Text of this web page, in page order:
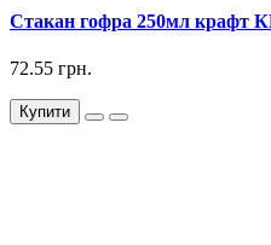
Стакан гофра 250мл крафт
72.55 грн.
Купити